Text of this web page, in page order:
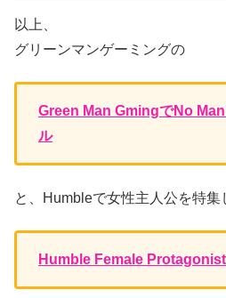
以上、
グリーンマンゲーミングの
Green Man GmingでNo
ル
と、Humbleで女性主人公を特集
Humble Female